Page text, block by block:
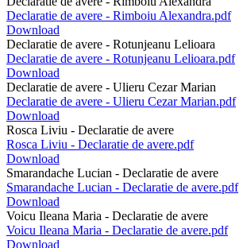
Declaratie de avere - Rimboiu Alexandra.pdf
Download
Declaratie de avere - Rotunjeanu Lelioara
Declaratie de avere - Rotunjeanu Lelioara.pdf
Download
Declaratie de avere - Ulieru Cezar Marian
Declaratie de avere - Ulieru Cezar Marian.pdf
Download
Rosca Liviu - Declaratie de avere
Rosca Liviu - Declaratie de avere.pdf
Download
Smarandache Lucian - Declaratie de avere
Smarandache Lucian - Declaratie de avere.pdf
Download
Voicu Ileana Maria - Declaratie de avere
Voicu Ileana Maria - Declaratie de avere.pdf
Download